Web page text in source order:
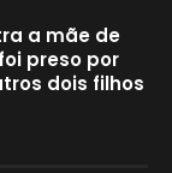
a mãe de
preso por
dois filhos